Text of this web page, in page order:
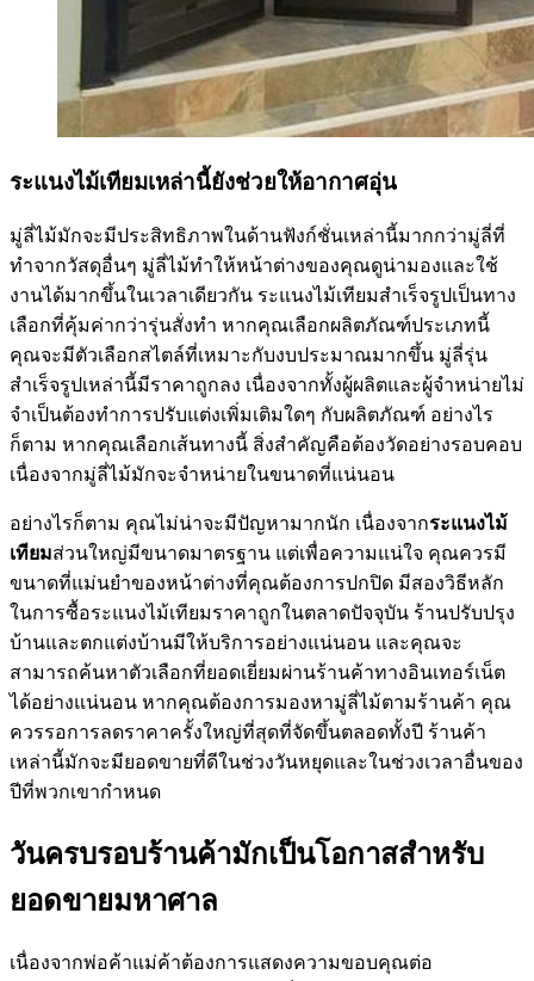
ระแนงไม้เทียมเหล่านี้ยังช่วยให้อากาศอุ่น
มู่ลี่ไม้มักจะมีประสิทธิภาพในด้านฟังก์ชั่นเหล่านี้มากกว่ามู่ลี่ที่
ทำจากวัสดุอื่นๆ มู่ลี่ไม้ทำให้หน้าต่างของคุณดูน่ามองและใช้
งานได้มากขึ้นในเวลาเดียวกัน ระแนงไม้เทียมสำเร็จรูปเป็นทาง
เลือกที่คุ้มค่ากว่ารุ่นสั่งทำ หากคุณเลือกผลิตภัณฑ์ประเภทนี้
คุณจะมีตัวเลือกสไตล์ที่เหมาะกับงบประมาณมากขึ้น มู่ลี่รุ่น
สำเร็จรูปเหล่านี้มีราคาถูกลง เนื่องจากทั้งผู้ผลิตและผู้จำหน่ายไม่
จำเป็นต้องทำการปรับแต่งเพิ่มเติมใดๆ กับผลิตภัณฑ์ อย่างไร
ก็ตาม หากคุณเลือกเส้นทางนี้ สิ่งสำคัญคือต้องวัดอย่างรอบคอบ
เนื่องจากมู่ลี่ไม้มักจะจำหน่ายในขนาดที่แน่นอน
อย่างไรก็ตาม คุณไม่น่าจะมีปัญหามากนัก เนื่องจากระแนงไม้
เทียมส่วนใหญ่มีขนาดมาตรฐาน แต่เพื่อความแน่ใจ คุณควรมี
ขนาดที่แม่นยำของหน้าต่างที่คุณต้องการปกปิด มีสองวิธีหลัก
ในการซื้อระแนงไม้เทียมราคาถูกในตลาดปัจจุบัน ร้านปรับปรุง
บ้านและตกแต่งบ้านมีให้บริการอย่างแน่นอน และคุณจะ
สามารถค้นหาตัวเลือกที่ยอดเยี่ยมผ่านร้านค้าทางอินเทอร์เน็ต
ได้อย่างแน่นอน หากคุณต้องการมองหามู่ลี่ไม้ตามร้านค้า คุณ
ควรรอการลดราคาครั้งใหญ่ที่สุดที่จัดขึ้นตลอดทั้งปี ร้านค้า
เหล่านี้มักจะมียอดขายที่ดีในช่วงวันหยุดและในช่วงเวลาอื่นของ
ปีที่พวกเขากำหนด
วันครบรอบร้านค้ามักเป็นโอกาสสำหรับ
ยอดขายมหาศาล
เนื่องจากพ่อค้าแม่ค้าต้องการแสดงความขอบคุณต่อ